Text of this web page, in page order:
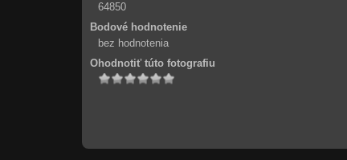
64850
Bodové hodnotenie
bez hodnotenia
Ohodnotiť túto fotografiu